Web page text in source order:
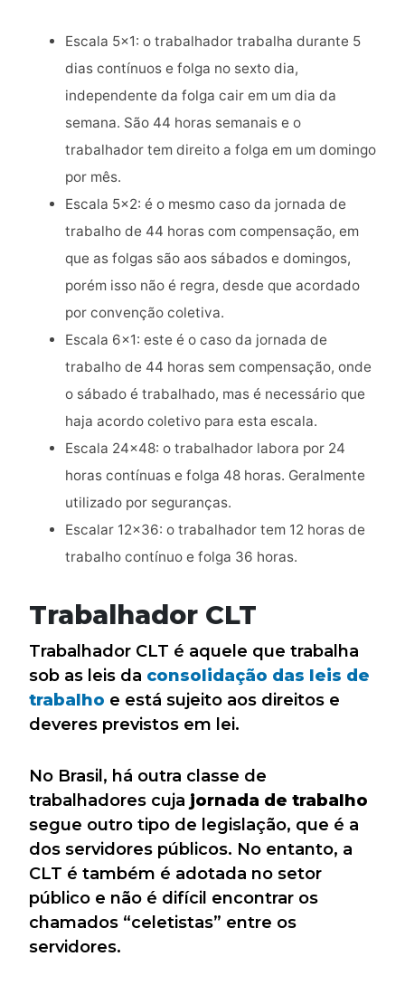
Escala 5×1: o trabalhador trabalha durante 5
dias contínuos e folga no sexto dia,
independente da folga cair em um dia da
semana. São 44 horas semanais e o
trabalhador tem direito a folga em um domingo
por mês.
Escala 5×2: é o mesmo caso da jornada de
trabalho de 44 horas com compensação, em
que as folgas são aos sábados e domingos,
porém isso não é regra, desde que acordado
por convenção coletiva.
Escala 6×1: este é o caso da jornada de
trabalho de 44 horas sem compensação, onde
o sábado é trabalhado, mas é necessário que
haja acordo coletivo para esta escala.
Escala 24×48: o trabalhador labora por 24
horas contínuas e folga 48 horas. Geralmente
utilizado por seguranças.
Escalar 12×36: o trabalhador tem 12 horas de
trabalho contínuo e folga 36 horas.
Trabalhador CLT
Trabalhador CLT é aquele que trabalha
sob as leis da consolidação das leis de
trabalho e está sujeito aos direitos e
deveres previstos em lei.
No Brasil, há outra classe de
trabalhadores cuja jornada de trabalho
segue outro tipo de legislação, que é a
dos servidores públicos. No entanto, a
CLT é também é adotada no setor
público e não é difícil encontrar os
chamados “celetistas” entre os
servidores.